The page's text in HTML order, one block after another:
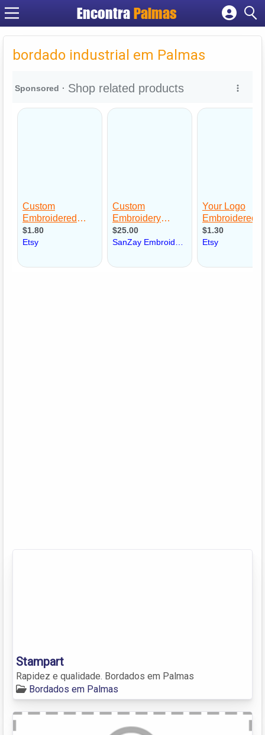
Encontra Palmas
Cadastrar empresa
Criar conta
bordado industrial em Palmas
Stampart
Rapidez e qualidade. Bordados em Palmas
Bordados em Palmas